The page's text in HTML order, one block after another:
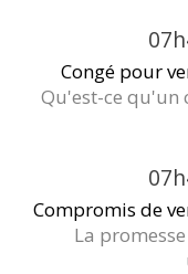
Congé pour
Qu'est-ce qu'un
Compromis de
La